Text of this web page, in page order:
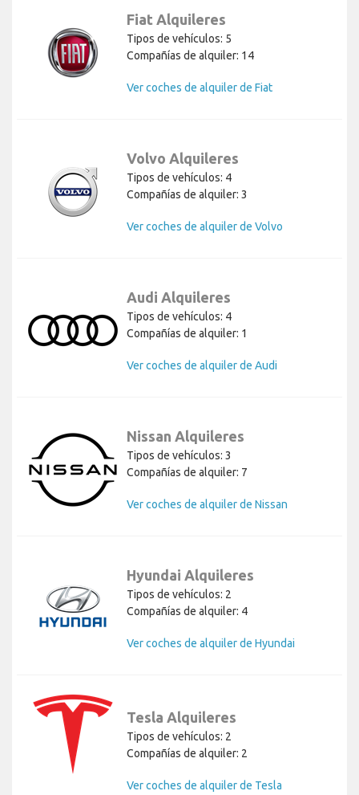
Fiat Alquileres
Tipos de vehículos: 5
Compañías de alquiler: 14
Ver coches de alquiler de Fiat
Volvo Alquileres
Tipos de vehículos: 4
Compañías de alquiler: 3
Ver coches de alquiler de Volvo
Audi Alquileres
Tipos de vehículos: 4
Compañías de alquiler: 1
Ver coches de alquiler de Audi
Nissan Alquileres
Tipos de vehículos: 3
Compañías de alquiler: 7
Ver coches de alquiler de Nissan
Hyundai Alquileres
Tipos de vehículos: 2
Compañías de alquiler: 4
Ver coches de alquiler de Hyundai
Tesla Alquileres
Tipos de vehículos: 2
Compañías de alquiler: 2
Ver coches de alquiler de Tesla